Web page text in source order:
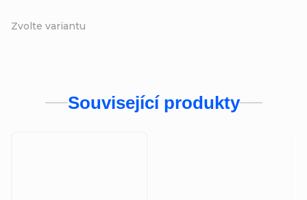
Zvolte variantu
Související produkty